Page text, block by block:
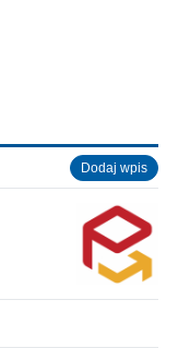
Dodaj wpis